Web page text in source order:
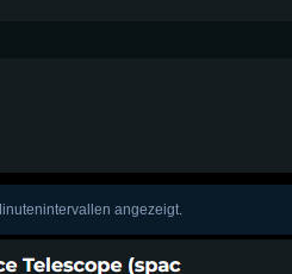
angezeigt.